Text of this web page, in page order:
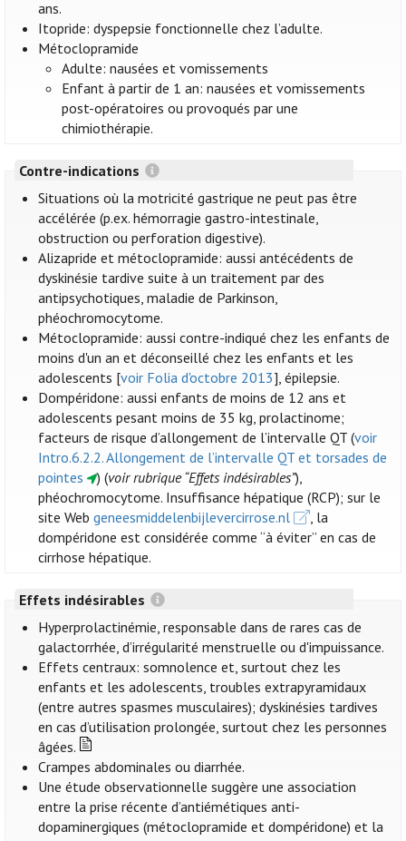
ans.
Itopride: dyspepsie fonctionnelle chez l’adulte.
Métoclopramide
Adulte: nausées et vomissements
Enfant à partir de 1 an: nausées et vomissements
post-opératoires ou provoqués par une
chimiothérapie.
Contre-indications
Situations où la motricité gastrique ne peut pas être
accélérée (p.ex. hémorragie gastro-intestinale,
obstruction ou perforation digestive).
Alizapride et métoclopramide: aussi antécédents de
dyskinésie tardive suite à un traitement par des
antipsychotiques, maladie de Parkinson,
phéochromocytome.
Métoclopramide: aussi contre-indiqué chez les enfants de
moins d'un an et déconseillé chez les enfants et les
adolescents [voir Folia d'octobre 2013], épilepsie.
Dompéridone: aussi enfants de moins de 12 ans et
adolescents pesant moins de 35 kg, prolactinome;
facteurs de risque d’allongement de l’intervalle QT (voir
Intro.6.2.2. Allongement de l’intervalle QT et torsades de
pointes
) (voir rubrique “Effets indésirables”),
phéochromocytome. Insuffisance hépatique (RCP); sur le
site Webgeneesmiddelenbijlevercirrose.nl
, la
dompéridone est considérée comme “à éviter” en cas de
cirrhose hépatique.
Effets indésirables
Hyperprolactinémie, responsable dans de rares cas de
galactorrhée, d’irrégularité menstruelle ou d'impuissance.
Effets centraux: somnolence et, surtout chez les
enfants et les adolescents, troubles extrapyramidaux
(entre autres spasmes musculaires); dyskinésies tardives
en cas d’utilisation prolongée, surtout chez les personnes
âgées.
Crampes abdominales ou diarrhée.
Une étude observationnelle suggère une association
entre la prise récente d’antiémétiques anti-
dopaminergiques (métoclopramide et dompéridone) et la